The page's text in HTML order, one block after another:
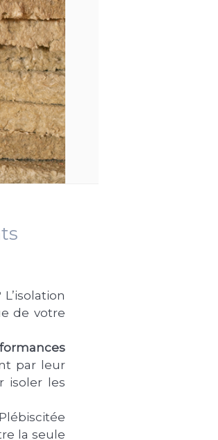
de votre
par leur
isoler les
la seule